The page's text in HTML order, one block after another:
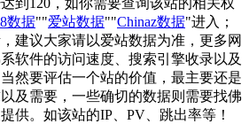
到120，如你需要查询该站的相关权
数据""爱站数据""Chinaz数据"进入；
建议大家请以爱站数据为准，更多网
软件的访问速度、搜索引擎收录以及
然要评估一个站的价值，最主要还是
及需要，一些确切的数据则需要找佛
供。如该站的IP、PV、跳出率等！